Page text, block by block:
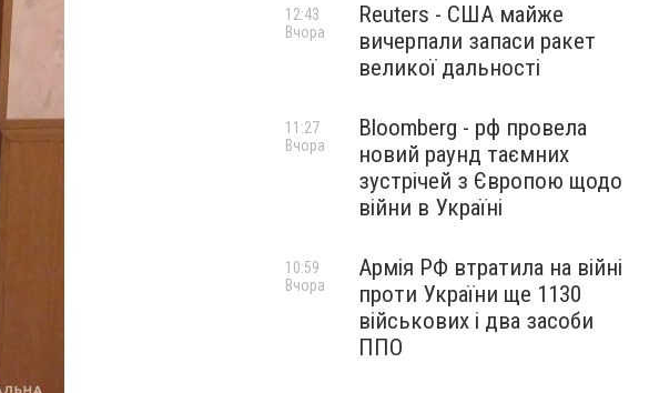
Reuters - США майже
вичерпали запаси ракет
великої дальності
12:43
Вчора
Bloomberg - рф провела
новий раунд таємних
зустрічей з Європою щодо
війни в Україні
11:27
Вчора
Армія РФ втратила на війні
проти України ще 1130
військових і два засоби
ППО
10:59
Вчора